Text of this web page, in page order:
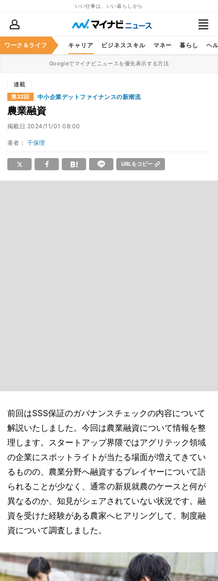
いい仕事は、いい暮らしから
ワーク＆ライフ キャリア ビジネススキル マネー 暮らし ヘ
Googleでマイナビニュースを優先表示する方法
連載
第32回 中小企業デットファイナンスの新潮流
農業融資
掲載日 2024/11/01 08:00
著者： 千保理
URLをコピー
前回はSSS保証のガバナンスチェックの内容について
解説いたしました。今回は農業融資について情報を整
理します。スタートアップ界隈ではアグリテック領域
の企業にスポットライトが当たる場面が増えてきてい
るものの、農業分野へ融資するプレイヤーについて語
られることが少なく、通常の新規就農のケースと何が
異なるのか、知見がシェアされていない状況です。融
資を受けた経験がある農家へヒアリングして、制度融
資について調査しました。